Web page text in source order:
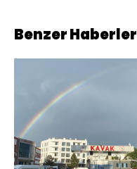
Benzer Haberler